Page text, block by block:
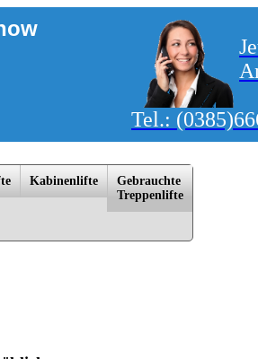
Tel.:
Kabinenlifte
Gebrauchte
Trep­pen­lif­te